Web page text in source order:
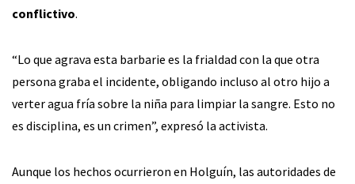
conflictivo.
“Lo que agrava esta barbarie es la frialdad con la que otra
persona graba el incidente, obligando incluso al otro hijo a
verter agua fría sobre la niña para limpiar la sangre. Esto no
es disciplina, es un crimen”, expresó la activista.
Aunque los hechos ocurrieron en Holguín, las autoridades de